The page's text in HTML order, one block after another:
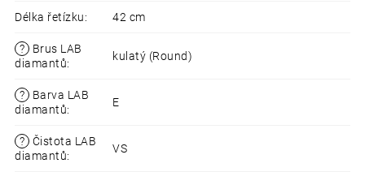
Délka řetízku: 42 cm
?
Brus LAB
diamantů:
kulatý (Round)
?
Barva LAB
diamantů:
E
?
Čistota LAB
diamantů:
VS